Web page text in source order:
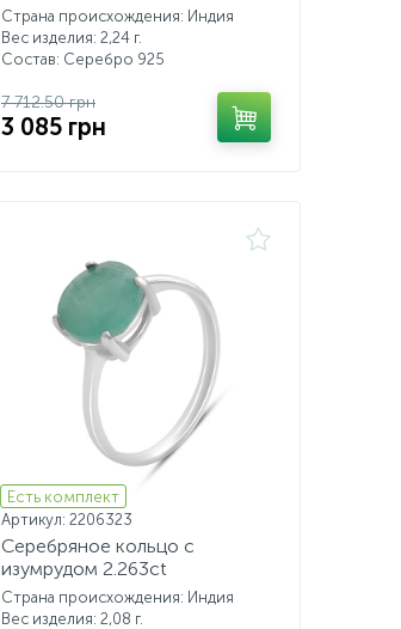
Страна происхождения: Индия
Вес изделия: 2,24 г.
Состав: Серебро 925
7 712.50 грн
3 085 грн
Есть комплект
Артикул: 2206323
Серебряное кольцо с
изумрудом 2.263ct
Страна происхождения: Индия
Вес изделия: 2,08 г.